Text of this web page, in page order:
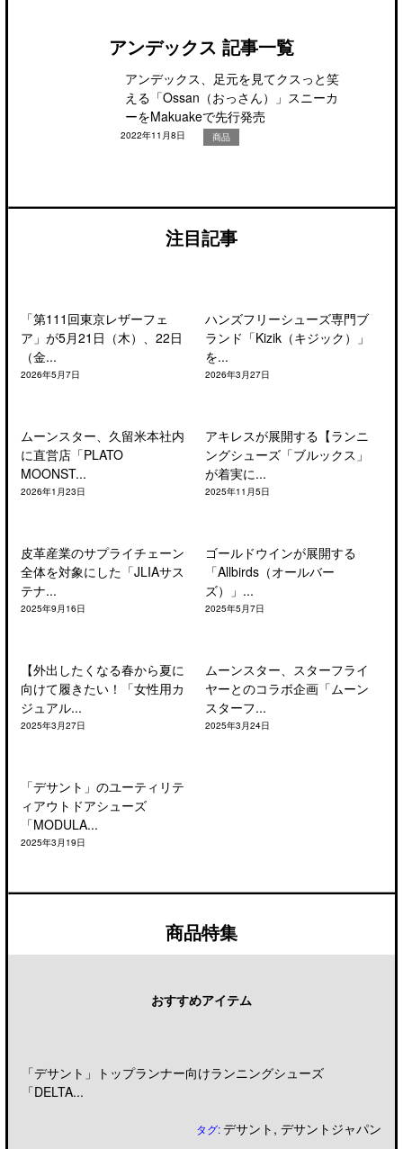
アンデックス 記事一覧
アンデックス、足元を見てクスっと笑
える「Ossan（おっさん）」スニーカ
ーをMakuakeで先行発売
2022年11月8日 商品
注目記事
「第111回東京レザーフェ
ア」が5月21日（木）、22日
（金...
2026年5月7日
ハンズフリーシューズ専門ブ
ランド「Kizik（キジック）」
を...
2026年3月27日
ムーンスター、久留米本社内
に直営店「PLATO
MOONST...
2026年1月23日
アキレスが展開する【ランニ
ングシューズ「ブルックス」
が着実に...
2025年11月5日
皮革産業のサプライチェーン
全体を対象にした「JLIAサス
テナ...
2025年9月16日
ゴールドウインが展開する
「Allbirds（オールバー
ズ）」...
2025年5月7日
【外出したくなる春から夏に
向けて履きたい！「女性用カ
ジュアル...
2025年3月27日
ムーンスター、スターフライ
ヤーとのコラボ企画「ムーン
スターフ...
2025年3月24日
「デサント」のユーティリテ
ィアウトドアシューズ
「MODULA...
2025年3月19日
商品特集
おすすめアイテム
「デサント」トップランナー向けランニングシューズ
「DELTA...
タグ:デサント ,デサントジャパン